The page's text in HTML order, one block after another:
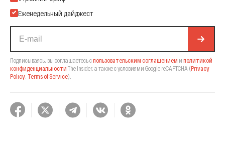
Еженедельный дайджест
Подписываясь, вы соглашаетесь спользовательским соглашением и политикой
конфиденциальности The Insider, а также с условиями Google reCAPTCHA (Privacy
Policy Terms of Service).